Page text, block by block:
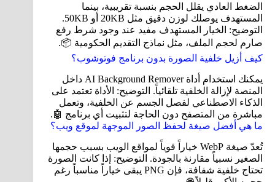
الضغط العادي يقلل الحجم بنسبة تقريبية، بينما
المستهدف يوصلك لوزن دقيق مثل 20KB أو 50KB.
التوضيح: الخيار المستهدف مفيد عند وجود شرط رفع
صارم لحجم الملف، مثل نماذج التقديم الحكومية 📦.
كيف أزيل خلفية الصورة بدون برنامج فوتوشوب؟
يمكنك استخدام أداة AI Background Remover داخل
المنصة لإزالة الخلفية تلقائياً. التوضيح: الأداة تعتمد على
الذكاء الاصطناعي لفصل الجسم عن الخلفية، وتعمل
مباشرة من المتصفح دون الحاجة لتثبيت أي برنامج 🤖.
ما هي أفضل صيغة لحفظ الصور الموجهة لموقع ويب؟
تُعدّ صيغة WebP خياراً قوياً لمواقع الويب بسبب حجمها
الصغير نسبياً مقارنة بالجودة. التوضيح: إذا كانت الصورة
تحتاج خلفية شفافة، فإن PNG يبقى خياراً مناسباً رغم